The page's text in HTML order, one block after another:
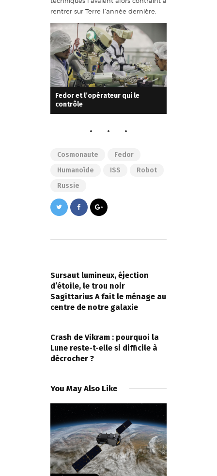
rentrer sur Terre l’année dernière.
Fedor et l’opérateur qui le
contrôle
Cosmonaute
Fedor
Humanoïde
ISS
Robot
Russie
l’article
Sursaut lumineux, éjection
d’étoile, le trou noir
Sagittarius A fait le ménage au
centre de notre galaxie
Crash de Vikram : pourquoi la
Lune reste-t-elle si difficile à
décrocher ?
You May Also Like